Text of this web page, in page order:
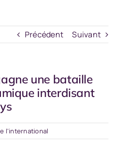
Précédent Suivant
une bataille
interdisant
l'international